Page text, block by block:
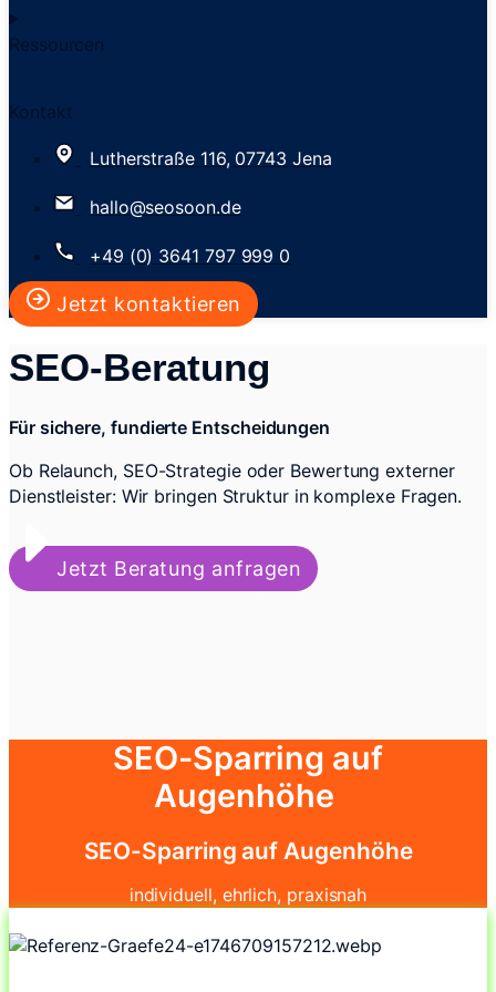
Ressourcen
Kontakt
Lutherstraße 116, 07743 Jena
hallo@seosoon.de
+49 (0) 3641 797 999 0
Jetzt kontaktieren
SEO-Beratung
Für sichere, fundierte Entscheidungen
Ob Relaunch, SEO-Strategie oder Bewertung externer
Dienstleister: Wir bringen Struktur in komplexe Fragen.
Jetzt Beratung anfragen
SEO-Sparring auf
Augenhöhe
SEO-Sparring auf Augenhöhe
individuell, ehrlich, praxisnah